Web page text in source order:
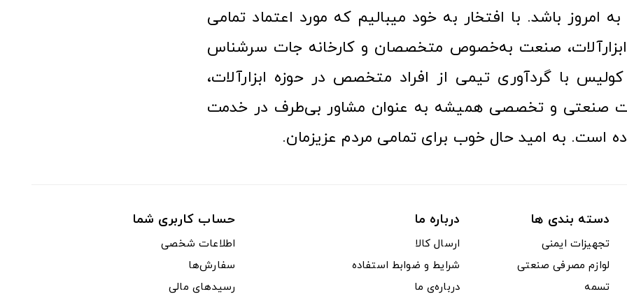
به امروز باشد. با افتخار به خود میبالیم که مورد اعتماد تمامی
ابزارآلات، صنعت به‌خصوص متخصصان و کارخانه جات سرشناس
با گردآوری تیمی از افراد متخصص در حوزه ابزارآلات،
صنعتی و تخصصی همیشه به عنوان مشاور بی‌طرف در خدمت
است. به امید حال خوب برای تمامی مردم عزیزمان.
دسته بندی ها
تجهیزات ایمنی
لوازم مصرفی صنعتی
تسمه
درباره ما
ارسال کالا
شرایط و ضوابط استفاده
درباره‌ی ما
حساب کاربری شما
اطلاعات شخصی
سفارش‌ها
رسیدهای مالی